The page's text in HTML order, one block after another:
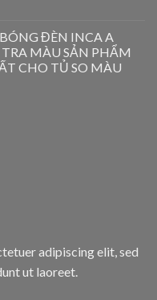
ĐÈN INCA A
MÀU SẢN PHẨM
CHO TỦ SO MÀU
adipiscing elit, sed
ut laoreet.